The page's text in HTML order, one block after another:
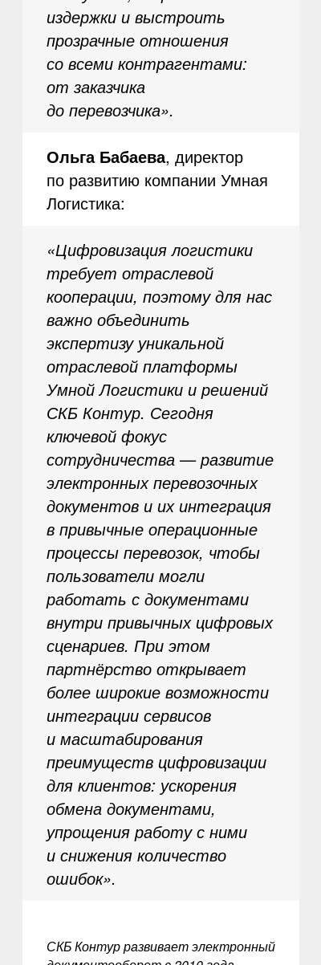
издержки и выстроить
прозрачные отношения
со всеми контрагентами:
от заказчика
до перевозчика».
Ольга Бабаева, директор
по развитию компании Умная
Логистика:
«Цифровизация логистики
требует отраслевой
кооперации, поэтому для нас
важно объединить
экспертизу уникальной
отраслевой платформы
Умной Логистики и решений
СКБ Контур. Сегодня
ключевой фокус
сотрудничества — развитие
электронных перевозочных
документов и их интеграция
в привычные операционные
процессы перевозок, чтобы
пользователи могли
работать с документами
внутри привычных цифровых
сценариев. При этом
партнёрство открывает
более широкие возможности
интеграции сервисов
и масштабирования
преимуществ цифровизации
для клиентов: ускорения
обмена документами,
упрощения работу с ними
и снижения количество
ошибок».
СКБ Контур развивает электронный